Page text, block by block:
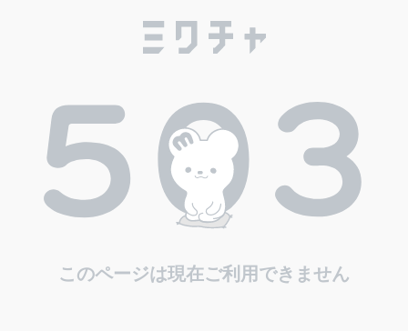
このページは現在ご利用できません